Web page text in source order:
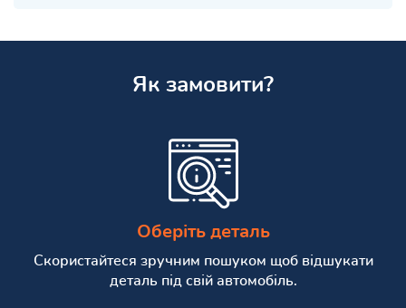
Як замовити?
Оберіть деталь
Скористайтеся зручним пошуком щоб відшукати
деталь під свій автомобіль.